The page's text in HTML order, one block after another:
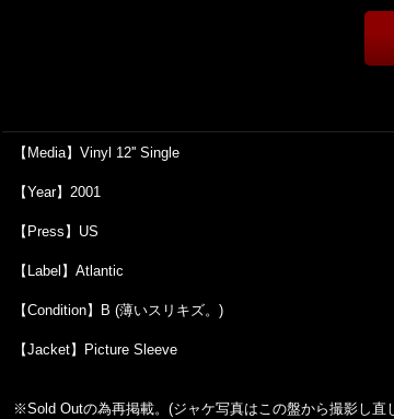
【Media】Vinyl 12'' Single
【Year】2001
【Press】US
【Label】Atlantic
【Condition】B (薄いスリキズ。)
【Jacket】Picture Sleeve
※Sold Outの為再掲載。 (ジャケ写真はこの盤から撮影し直